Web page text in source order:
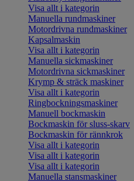
Visa allt i kategorin
Manuella rundmaskiner
Motordrivna rundmaskiner
Kapsalmaskin
Visa allt i kategorin
Manuella sickmaskiner
Motordrivna sickmaskiner
Krymp & sträck maskiner
Visa allt i kategorin
Ringbockningsmaskiner
Manuell bockmaskin
Bockmaskin för sluss-skarv
Bockmaskin för rännkrok
Visa allt i kategorin
Visa allt i kategorin
Visa allt i kategorin
Manuella stansmaskiner